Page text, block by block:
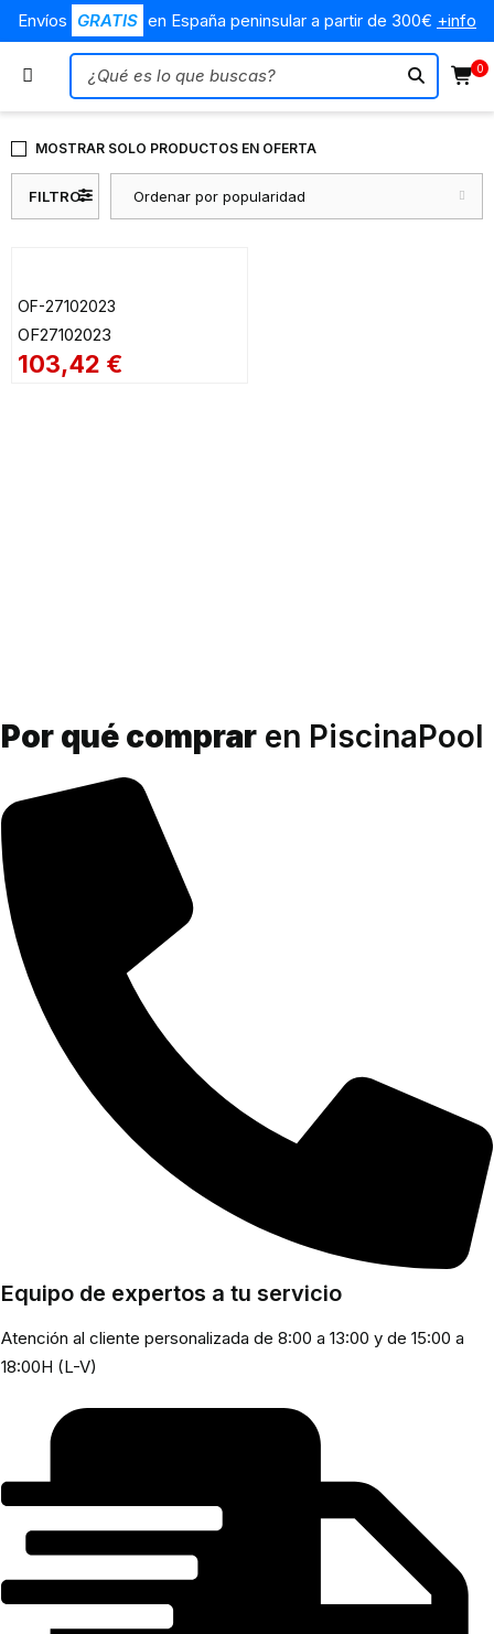
Envíos GRATIS en España peninsular a partir de 300€ +info
0
FILTRO Ordenar por popularidad
MOSTRAR SOLO PRODUCTOS EN OFERTA
OF-27102023
OF27102023
103,42 €
Por qué comprar en PiscinaPool
Equipo de expertos a tu servicio
Atención al cliente personalizada de 8:00 a 13:00 y de 15:00 a
18:00H (L-V)